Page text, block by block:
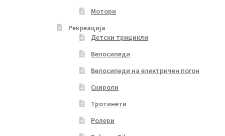
Мотори
Рекреација
Детски трицикли
Велосипеди
Велосипеди на електричен погон
Скироли
Тротинети
Ролери